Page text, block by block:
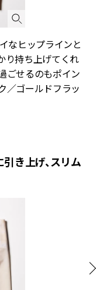
なヒップラインと
り持ち上げてくれ
ごせるのもポイン
／ゴールドフラッ
き上げ、スリム